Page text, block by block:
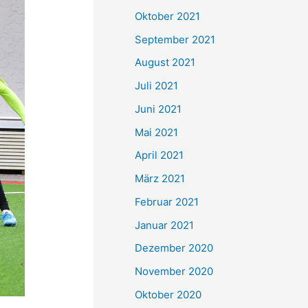
e
n
h
:
Oktober 2021
September 2021
August 2021
Juli 2021
Juni 2021
Mai 2021
April 2021
März 2021
Februar 2021
Januar 2021
Dezember 2020
November 2020
Oktober 2020